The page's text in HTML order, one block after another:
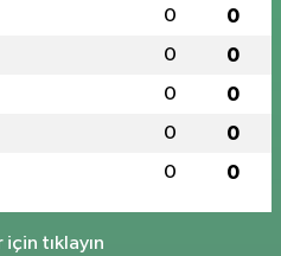
0 0
0 0
0 0
0 0
0 0
tıklayın